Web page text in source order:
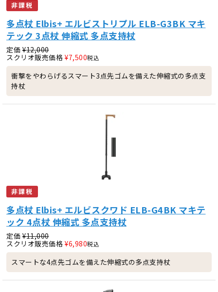
非課税
多点杖 Elbis+ エルビストリプル ELB-G3BK マキ
テック 3点杖 伸縮式 多点支持杖
定価 ¥12,000
スクリオ販売価格 ¥7,500税込
衝撃をやわらげるスマート3点先ゴムを備えた伸縮式の多点支
持杖
非課税
多点杖 Elbis+ エルビスクワド ELB-G4BK マキテ
ック 4点杖 伸縮式 多点支持杖
定価 ¥11,000
スクリオ販売価格 ¥6,980税込
スマートな4点先ゴムを備えた伸縮式の多点支持杖